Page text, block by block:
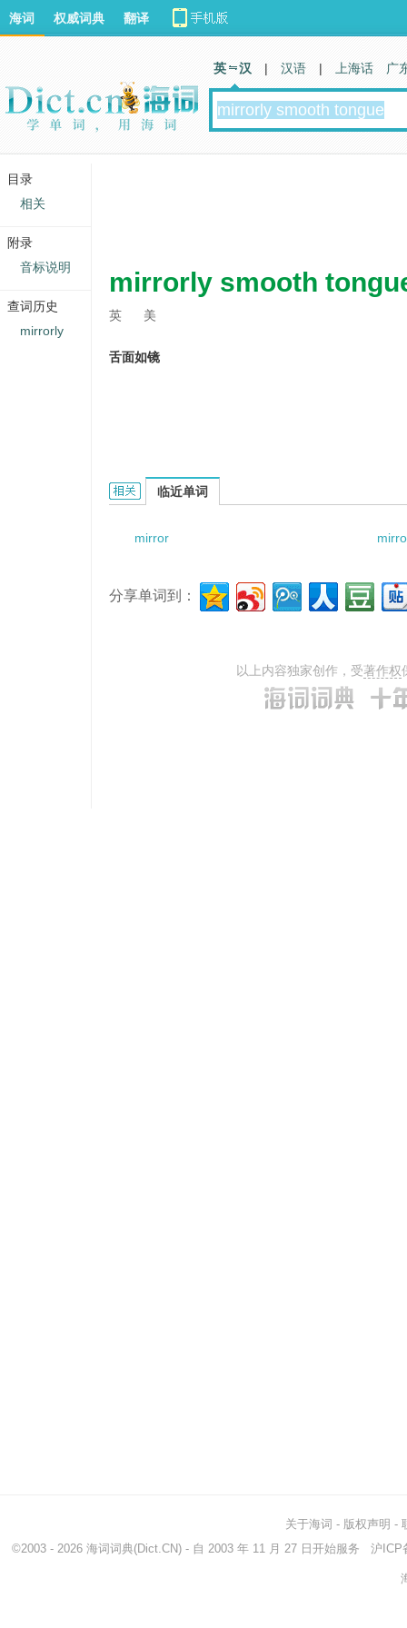
mirrorly smooth
英 美
舌面如镜
mirrorly smooth tongue的相关资料：
临近单词
mirror
分享单词到：
以上内容独家创作，受著作权
海词 权威词典 翻译
英 汉 | 汉语 | 上海话 广
关于海词 - 版权声明 -
©2003 - 2026 海词词典(Dict.CN) - 自 2003 年 11 月 27 日开始服务 沪ICP
目录
相关
附录
音标说明
查词历史
mirrorly